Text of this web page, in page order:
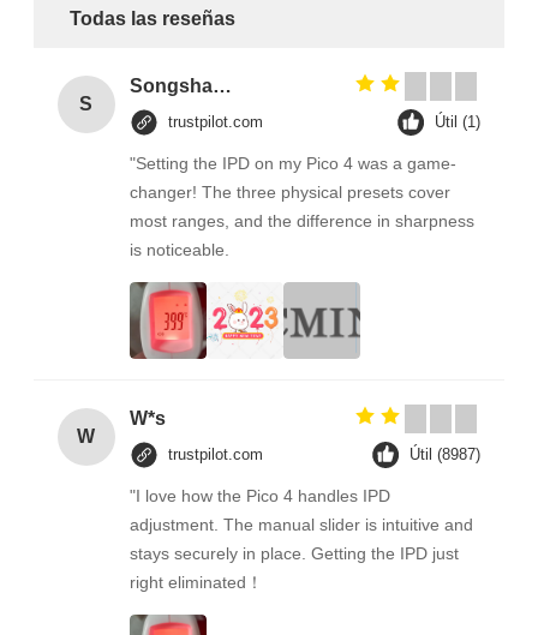
Todas las reseñas
S
Songshang
trustpilot.com Útil (1)
"Setting the IPD on my Pico 4 was a game-
changer! The three physical presets cover
most ranges, and the difference in sharpness
is noticeable.
W
W*s
trustpilot.com Útil (8987)
"I love how the Pico 4 handles IPD
adjustment. The manual slider is intuitive and
stays securely in place. Getting the IPD just
right eliminated！